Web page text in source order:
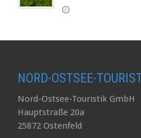
NORD-OSTSEE-
Nord-Ostsee-Touristik GmbH
Hauptstraße 20a
25872 Ostenfeld